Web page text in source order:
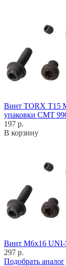
Винт TORX T15
упаковки CMT
197 р.
В корзину
Винт M6x16 UNI-
297 р.
Подобрать аналог